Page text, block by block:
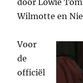
Wilmotte en
Voor
de
officiël